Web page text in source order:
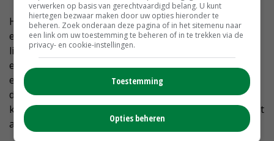
Hooghiem benadrukt het belang te zien van de
eigenaren van de gronden waar de leidingen komen te
liggen. ‘Boeren hebben er een hekel aan als ze ergens
een tijdlang niet terecht kunnen, zeker als het hun
eigen grond betreft. Ik snap goed dat grondeigenaren
dan zeggen: ga alsjeblieft naar de buren. Maar soms
kan het niet anders. We willen het echt in harmonie met
alle partijen proberen te regelen.’
verwerken op basis van gerechtvaardigd belang. U kunt
hiertegen bezwaar maken door uw opties hieronder te
beheren. Zoek onderaan deze pagina of in het sitemenu naar
een link om uw toestemming te beheren of in te trekken via de
privacy- en cookie-instellingen.
Toestemming
Opties beheren